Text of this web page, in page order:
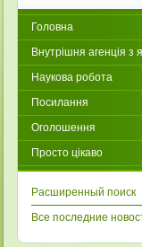
Головна
Внутрішня агенція з
Наукова робота
Посилання
Оголошення
Просто цікаво
Расширенный поиск
Все последние